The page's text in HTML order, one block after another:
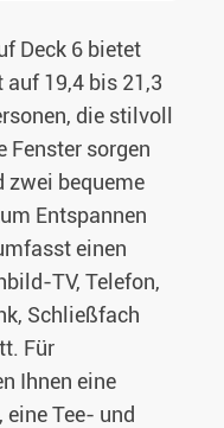
Deck 6 bietet
auf 19,4 bis 21,3
die stilvoll
Fenster sorgen
zwei bequeme
Entspannen
einen
TV, Telefon,
Schließfach
Für
Ihnen eine
Tee- und